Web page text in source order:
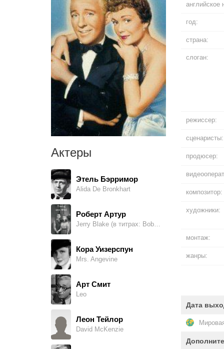
Актеры
Этель Бэрримор
Alida De Bronkhart
Роберт Артур
Кора Уизерспун
Mrs. Angevine
Арт Смит
Leo
Леон Тейлор
David McKenzie
английское
год:
страна:
слоган:
режиссер:
сценаристы:
продюсер:
композитор:
художники:
монтаж:
жанры:
Дата